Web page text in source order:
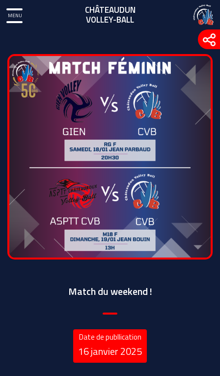
MENU CHÂTEAUDUN
VOLLEY-BALL
Match du weekend !
Date de publlication
16 janvier 2025